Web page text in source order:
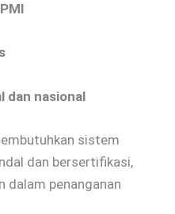
dan nasional
sistem
dan bersertifikasi,
dalam penanganan